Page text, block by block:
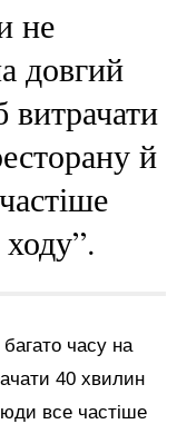
не
довгий
витрачати
й
часу на
40 хвилин
все частіше